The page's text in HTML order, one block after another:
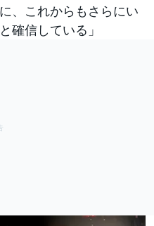
、これからもさらにい
確信している」